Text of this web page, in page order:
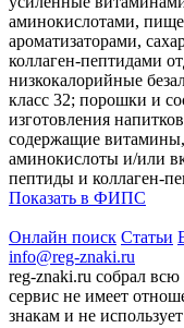
аминокислотами,
ароматизаторами,
коллаген-пептидами
низкокалорийные
класс 32; порошки и
изготовления
содержащие
аминокислоты и/или
пептиды и коллаген-
Показать в ФИПС
Онлайн поиск Статьи
info@reg-znaki.ru
reg-znaki.ru собрал
сервис не имеет
знакам и не